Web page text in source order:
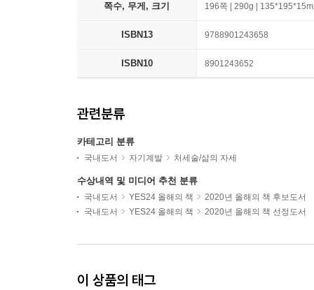
쪽수, 무게, 크기 196쪽 | 290g |
ISBN13 9788901243658
ISBN10 8901243652
관련분류
카테고리 분류
국내도서 자기계발 처세술/삶의 자세
수상내역 및 미디어 추천 분류
국내도서 YES24 올해의 책
2020년 올해의 책 후보도서
국내도서
YES24 올해의 책 2020년 올해의 책 선정도서
이 상품의 태그